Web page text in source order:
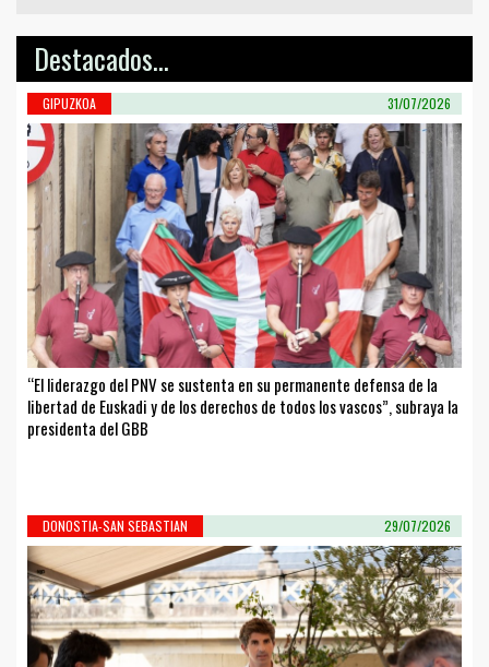
Destacados...
GIPUZKOA 31/07/2026
“El liderazgo del PNV se sustenta en su permanente defensa de la
libertad de Euskadi y de los derechos de todos los vascos”, subraya la
presidenta del GBB
DONOSTIA-SAN SEBASTIAN 29/07/2026